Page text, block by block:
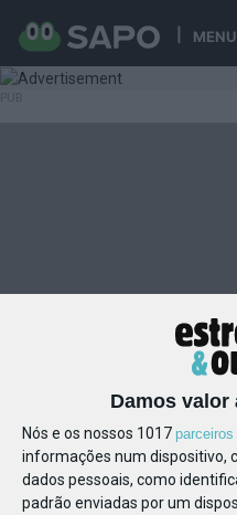
Damos valor
Nós e os nossos 1017 parceiros
informações num dispositivo,
dados pessoais, como
padrão enviadas por um
MENU